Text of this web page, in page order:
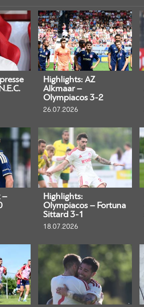
Highlights: AZ
Alkmaar –
Olympiacos 3-2
26.07.2026
–
Highlights:
Olympiacos – Fortuna
Sittard 3-1
18.07.2026